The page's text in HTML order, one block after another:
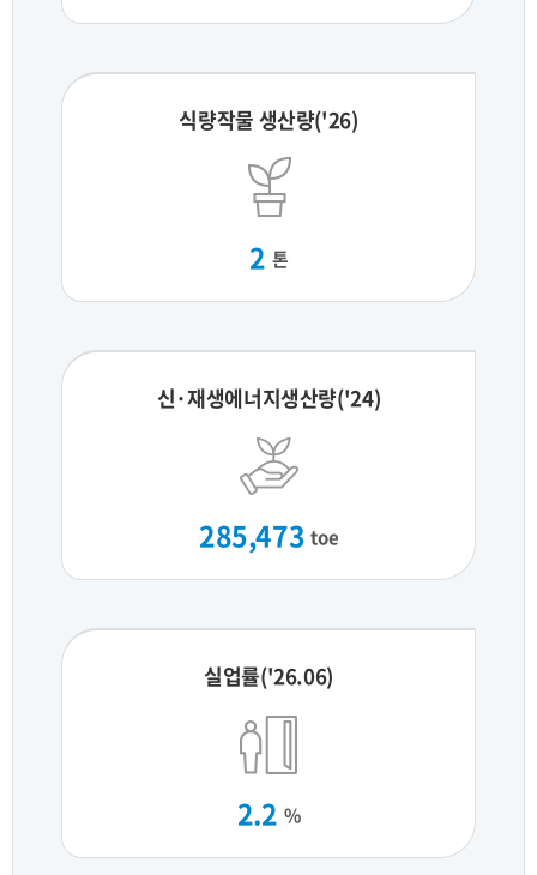
식량작물 생산량('26)
2 톤
신·재생에너지생산량('24)
285,473 toe
실업률('26.06)
2.2 %